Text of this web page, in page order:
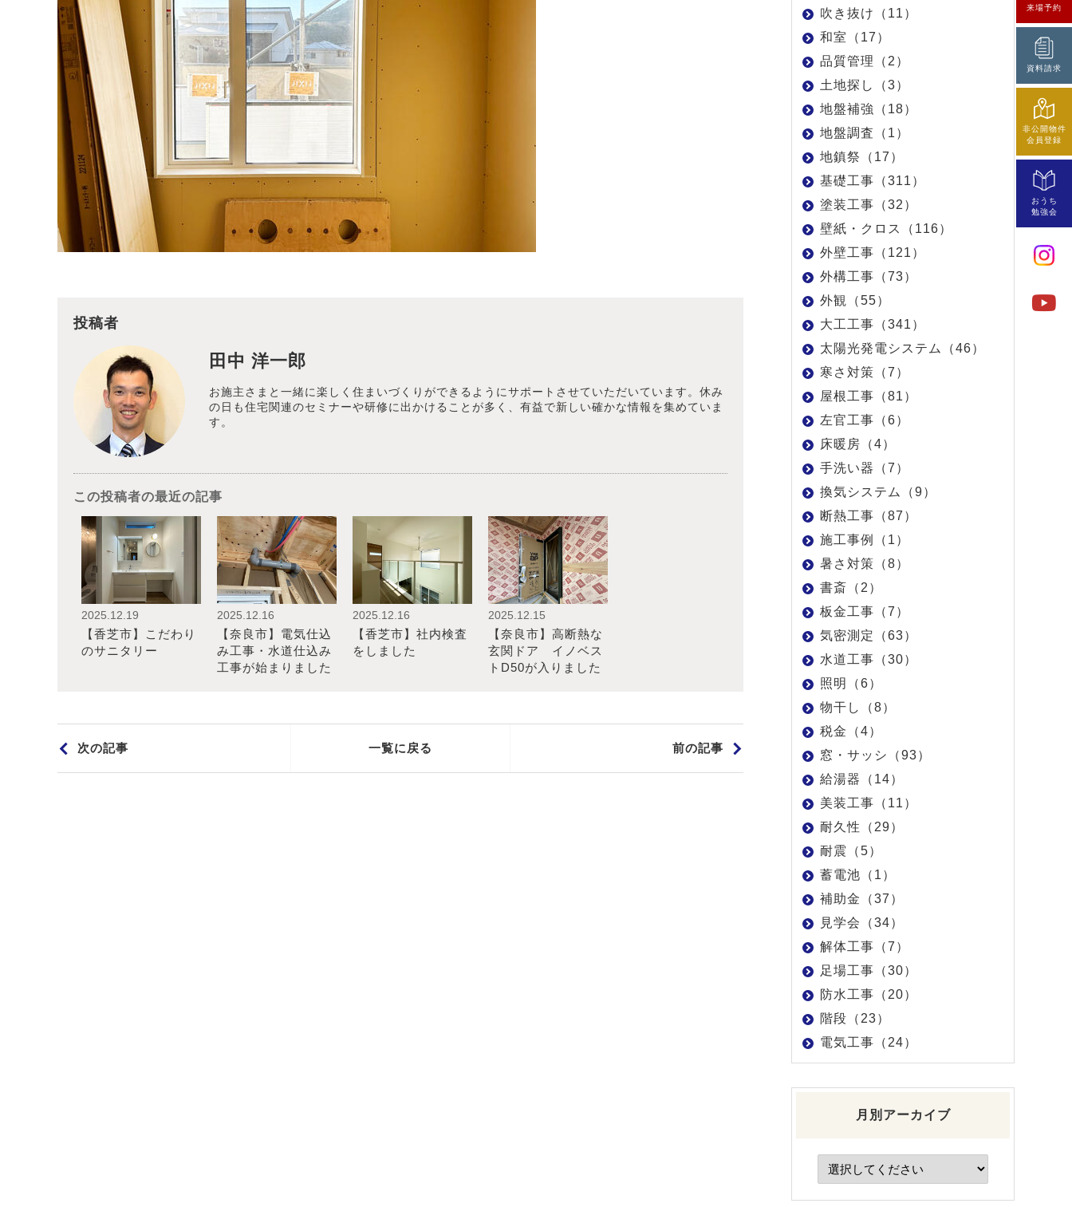
来場予約
資料請求
非公開物件
会員登録
おうち
勉強会
投稿者
田中 洋一郎
お施主さまと一緒に楽しく住まいづくりができるようにサポートさせていただいています。休み
の日も住宅関連のセミナーや研修に出かけることが多く、有益で新しい確かな情報を集めていま
す。
この投稿者の最近の記事
2025.12.19
【香芝市】こだわり
のサニタリー
2025.12.16
【奈良市】電気仕込
み工事・水道仕込み
工事が始まりました
2025.12.16
【香芝市】社内検査
をしました
2025.12.15
【奈良市】高断熱な
玄関ドア イノベス
トD50が入りました
次の記事 前の記事
一覧に戻る
吹き抜け（11）
和室（17）
品質管理（2）
土地探し（3）
地盤補強（18）
地盤調査（1）
地鎮祭（17）
基礎工事（311）
塗装工事（32）
壁紙・クロス（116）
外壁工事（121）
外構工事（73）
外観（55）
大工工事（341）
太陽光発電システム（46）
寒さ対策（7）
屋根工事（81）
左官工事（6）
床暖房（4）
手洗い器（7）
換気システム（9）
断熱工事（87）
施工事例（1）
暑さ対策（8）
書斎（2）
板金工事（7）
気密測定（63）
水道工事（30）
照明（6）
物干し（8）
税金（4）
窓・サッシ（93）
給湯器（14）
美装工事（11）
耐久性（29）
耐震（5）
蓄電池（1）
補助金（37）
見学会（34）
解体工事（7）
足場工事（30）
防水工事（20）
階段（23）
電気工事（24）
月別アーカイブ